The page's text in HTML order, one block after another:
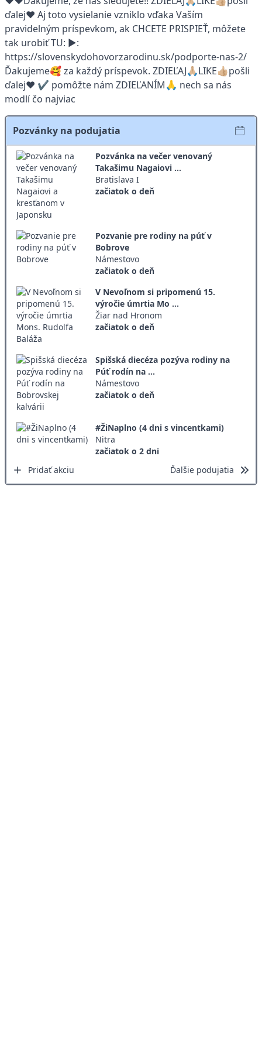
ďalej❤️ Aj toto vysielanie vzniklo vďaka Vaším
pravidelným príspevkom, ak CHCETE PRISPIEŤ, môžete
tak urobiť TU: ▶:
https://slovenskydohovorzarodinu.sk/podporte-nas-2/
Ďakujeme🥰 za každý príspevok. ZDIEĽAJ🙏🏼LIKE👍🏼pošli
ďalej❤️ ✔️ pomôžte nám ZDIEĽANÍM🙏 nech sa nás
modlí čo najviac
Pozvánky na podujatia
Pozvánka na večer venovaný
Takašimu Nagaiovi ...
Bratislava I
začiatok o deň
Pozvanie pre rodiny na púť v
Bobrove
Námestovo
začiatok o deň
V Nevoľnom si pripomenú 15.
výročie úmrtia Mo ...
Žiar nad Hronom
začiatok o deň
Spišská diecéza pozýva rodiny na
Púť rodín na ...
Námestovo
začiatok o deň
#ŽiNaplno (4 dni s vincentkami)
Nitra
začiatok o 2 dni
Pridať akciu
Ďalšie podujatia